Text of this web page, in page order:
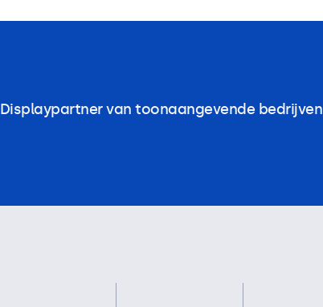
Displaypartner van toonaangevende bedrijven